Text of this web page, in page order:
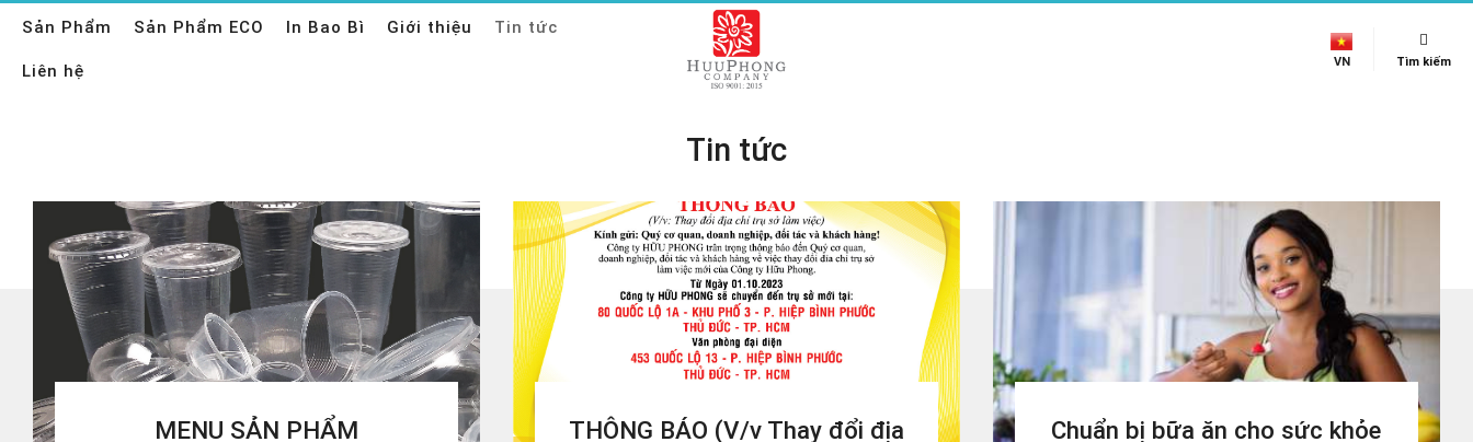
VN Tìm kiếm
Sản Phẩm Sản Phẩm ECO In Bao Bì Giới thiệu Tin tức
Liên hệ
Tin tức
MENU SẢN PHẨM
THÔNG BÁO (V/v Thay đổi địa
Chuẩn bị bữa ăn cho sức khỏe